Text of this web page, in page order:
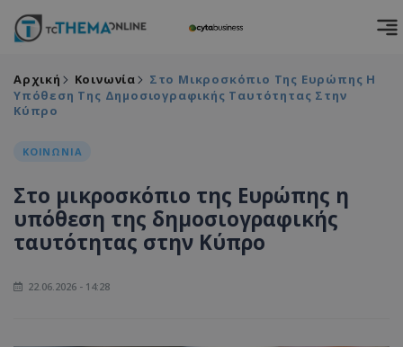
Αρχική Κοινωνία
Στο Μικροσκόπιο Της Ευρώπης Η
Υπόθεση Της Δημοσιογραφικής Ταυτότητας Στην
Κύπρο
ΚΟΙΝΩΝΙΑ
Στο μικροσκόπιο της Ευρώπης η
υπόθεση της δημοσιογραφικής
ταυτότητας στην Κύπρο
22.06.2026 - 14:28